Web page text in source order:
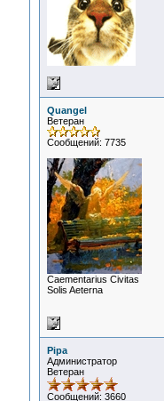
Quangel
Ветеран
Сообщений: 7735
Сaementarius Civitas
Solis Aeterna
Pipa
Администратор
Ветеран
Сообщений: 3660